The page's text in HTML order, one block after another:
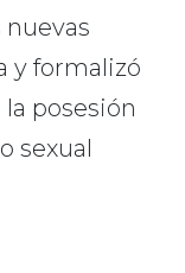
nuevas
y formalizó
posesión
sexual